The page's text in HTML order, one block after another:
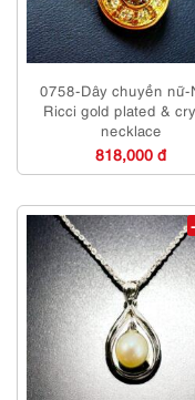
0758-Dây chuyền nữ-
Ricci gold plated &
necklace
818,000 đ